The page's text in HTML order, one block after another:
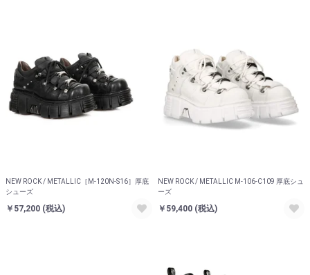
NEW ROCK / METALLIC［M-120N-S16］厚底
シューズ
￥57,200 (税込)
NEW ROCK / METALLIC M-106-C109 厚底シュ
ーズ
￥59,400 (税込)